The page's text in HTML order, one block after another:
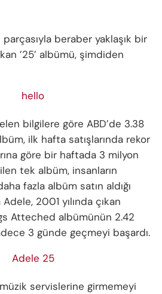
parçasıyla beraber yaklaşık bir
’25’ albümü, şimdiden
bilgilere göre ABD’de 3.38
ilk hafta satışlarında rekor
göre bir haftada 3 milyon
tek albüm, insanların
fazla albüm satın aldığı
Adele, 2001 yılında çıkan
Atteched albümünün 2.42
3 günde geçmeyi başardı.
servislerine girmemeyi